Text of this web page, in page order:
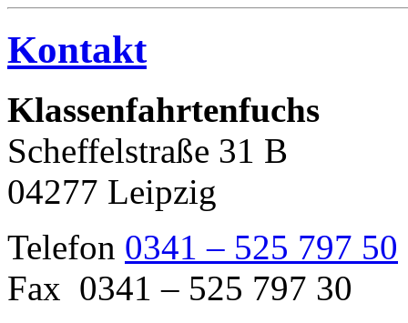
Kontakt
Klassenfahrtenfuchs
Scheffelstraße 31 B
04277 Leipzig
Telefon 0341 – 525 797 50
Fax 0341 – 525 797 30